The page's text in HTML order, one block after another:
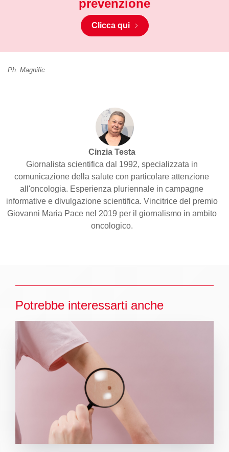
prevenzione
Clicca qui
Ph. Magnific
Cinzia Testa
Giornalista scientifica dal 1992, specializzata in
comunicazione della salute con particolare attenzione
all'oncologia. Esperienza pluriennale in campagne
informative e divulgazione scientifica. Vincitrice del premio
Giovanni Maria Pace nel 2019 per il giornalismo in ambito
oncologico.
Potrebbe interessarti anche